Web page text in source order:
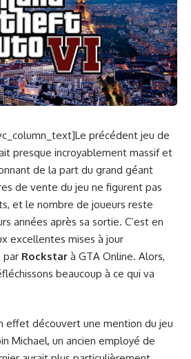
précédent jeu de
presque incroyablement massif et
de la part du grand géant
de vente du jeu ne figurent pas
et le nombre de joueurs reste
années après sa sortie. C’est en
excellentes mises à jour
par Rockstar à GTA Online. Alors,
beaucoup à ce qui va
effet découvert une mention du jeu
Michael, un ancien employé de